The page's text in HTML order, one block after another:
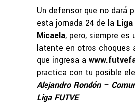
Un defensor que no dará
esta jornada 24 de la Liga
Micaela, pero, siempre es
latente en otros choques
que ingresa a
practica con tu posible
Alejandro Rondón –
Liga FUTVE